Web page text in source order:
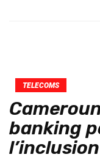
TELECOMS
banking